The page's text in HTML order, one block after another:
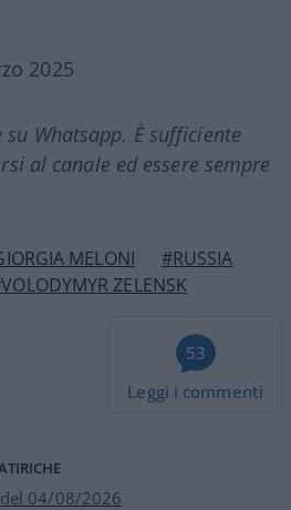
2025
Whatsapp. È sufficiente
al canale ed essere sempre
MELONI
#RUSSIA
ZELENSK
53
Leggi i commenti
04/08/2026